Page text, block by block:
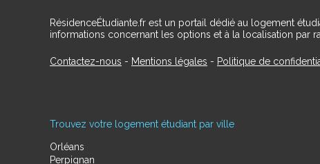
RésidenceÉtudiante.fr est un portail dédié au logement
informations concernant les options et à la localisation par
Contactez-nous - Mentions légales - Politique de
Trouvez votre logement étudiant par ville
Orléans
Perpignan